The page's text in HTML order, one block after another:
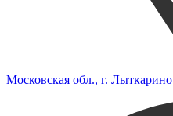
Московская обл., г. Лыткарино